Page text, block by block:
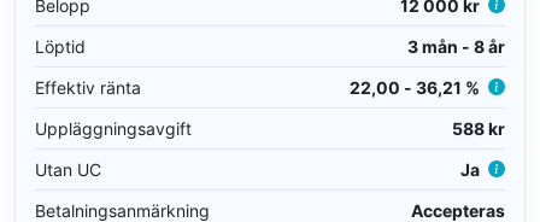
Belopp
12 000 kr
Löptid
3 mån - 8 år
Effektiv ränta
22,00 - 36,21 %
Uppläggningsavgift
588 kr
Utan UC
Ja
Betalningsanmärkning
Accepteras